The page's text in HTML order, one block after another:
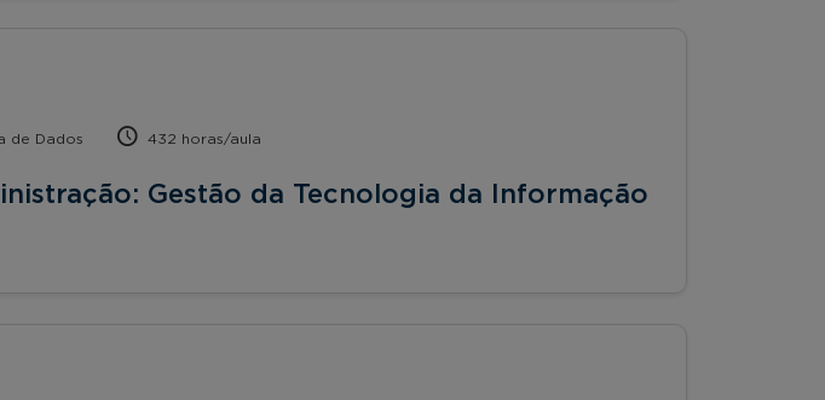
de Dados 432 horas/aula
Gestão da Tecnologia da Informação